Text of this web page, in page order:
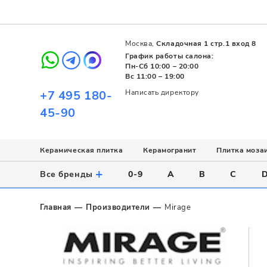
+7 495 180-
45-90
Написать директору
Москва,Складочная 1 стр.1 вход 8
График работы салона:
Пн-Сб 10:00 – 20:00
Вс 11:00 – 19:00
Керамическая плитка
Использование
Напольное
Настенное
Назначение
Для ванной
Стиль
Современный
Пэчворк
Все
Керамогранит
Назначение
Для ванной
Напольное
Поверхность
Матовая
Полированная
Все
Плитка
Назначение
Для ванной
Для бассейна
Цвет
Белый
Серый
Все
Все бренды + 0-9 A B C D
Главная Производители Mirage